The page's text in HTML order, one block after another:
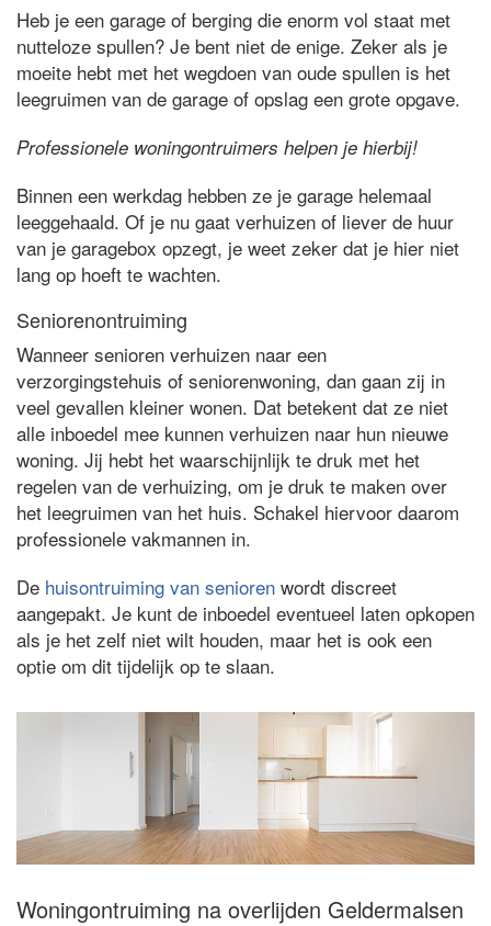
Heb je een garage of berging die enorm vol staat met
nutteloze spullen? Je bent niet de enige. Zeker als je
moeite hebt met het wegdoen van oude spullen is het
leegruimen van de garage of opslag een grote opgave.
Professionele woningontruimers helpen je hierbij!
Binnen een werkdag hebben ze je garage helemaal
leeggehaald. Of je nu gaat verhuizen of liever de huur
van je garagebox opzegt, je weet zeker dat je hier niet
lang op hoeft te wachten.
Seniorenontruiming
Wanneer senioren verhuizen naar een
verzorgingstehuis of seniorenwoning, dan gaan zij in
veel gevallen kleiner wonen. Dat betekent dat ze niet
alle inboedel mee kunnen verhuizen naar hun nieuwe
woning. Jij hebt het waarschijnlijk te druk met het
regelen van de verhuizing, om je druk te maken over
het leegruimen van het huis. Schakel hiervoor daarom
professionele vakmannen in.
De huisontruiming van senioren wordt discreet
aangepakt. Je kunt de inboedel eventueel laten opkopen
als je het zelf niet wilt houden, maar het is ook een
optie om dit tijdelijk op te slaan.
Woningontruiming na overlijden Geldermalsen